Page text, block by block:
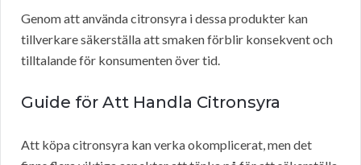
Genom att använda citronsyra i dessa produkter kan
tillverkare säkerställa att smaken förblir konsekvent och
tilltalande för konsumenten över tid.
Guide för Att Handla Citronsyra
Att köpa citronsyra kan verka okomplicerat, men det